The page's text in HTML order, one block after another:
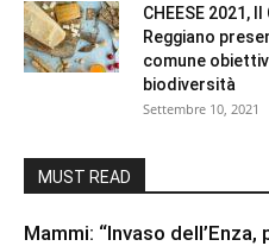
CHEESE 2021,
Reggiano
comune
biodiversità
Settembre 10, 2021
MUST READ
Mammi: “Invaso